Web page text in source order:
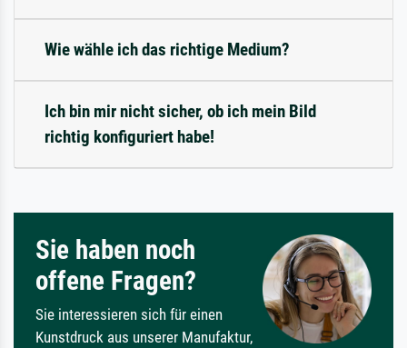
Wie wähle ich das richtige Medium?
Ich bin mir nicht sicher, ob ich mein Bild
richtig konfiguriert habe!
Sie haben noch
offene Fragen?
Sie interessieren sich für einen
Kunstdruck aus unserer Manufaktur,